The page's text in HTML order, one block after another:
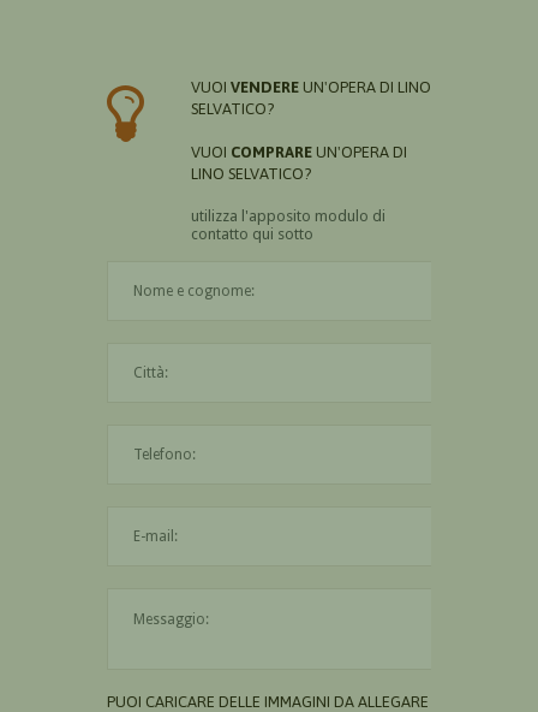
VUOI VENDERE UN'OPERA DI LINO
SELVATICO?
VUOI COMPRARE UN'OPERA DI
LINO SELVATICO?
utilizza l'apposito modulo di
contatto qui sotto
PUOI CARICARE DELLE IMMAGINI DA ALLEGARE AL